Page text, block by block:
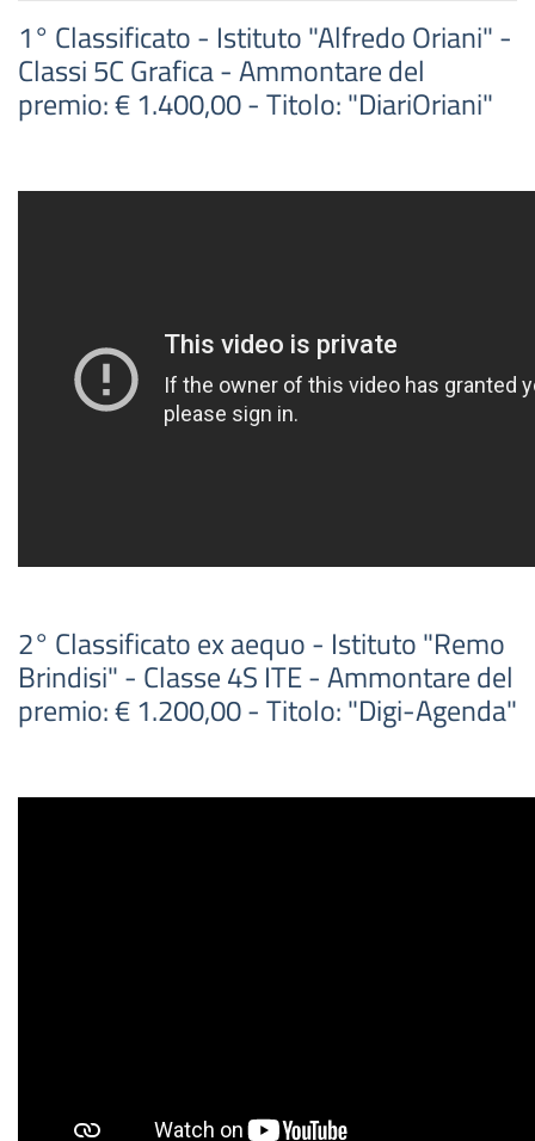
1° Classificato - Istituto "Alfredo Oriani" -
Classi 5C Grafica - Ammontare del
premio: € 1.400,00 - Titolo: "DiariOriani"
2° Classificato ex aequo - Istituto "Remo
Brindisi" - Classe 4S ITE - Ammontare del
premio: € 1.200,00 - Titolo: "Digi-Agenda"